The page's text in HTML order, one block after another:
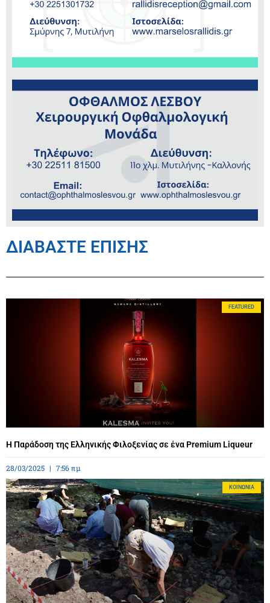
ΔΙΑΒΑΣΤΕ ΕΠΙΣΗΣ
FEATURED
Η Παράδοση της Ελληνικής Φιλοξενίας σε ένα Premium Liqueur
28/03/2025 7:56 πμ
ΚΟΙΝΩΝΊΑ